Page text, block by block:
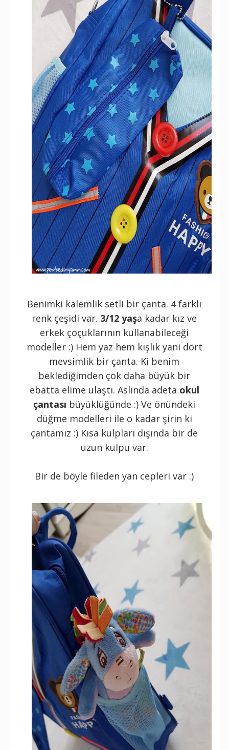
Benimki kalemlik setli bir çanta. 4 farklı
renk çeşidi var. 3/12 yaşa kadar kız ve
erkek çoçuklarının kullanabileceği
modeller :) Hem yaz hem kışlık yani dört
mevsimlik bir çanta. Ki benim
beklediğimden çok daha büyük bir
ebatta elime ulaştı. Aslında adeta okul
çantası büyüklüğünde :) Ve önündeki
düğme modelleri ile o kadar şirin ki
çantamız :) Kısa kulpları dışında bir de
uzun kulpu var.
Bir de böyle fileden yan cepleri var :)